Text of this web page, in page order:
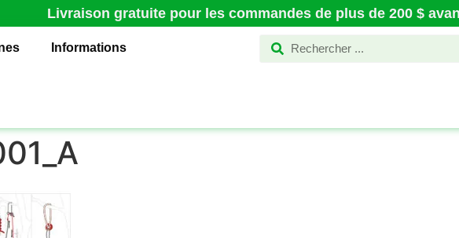
Livraison gratuite pour les commandes de plus de 200 $
Informations